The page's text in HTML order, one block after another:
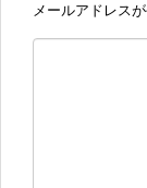
メールアドレス